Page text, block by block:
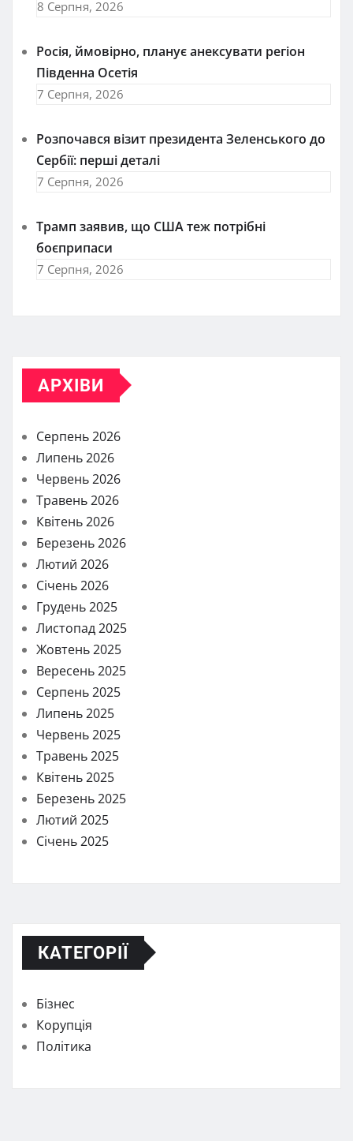
8 Серпня, 2026
Росія, ймовірно, планує анексувати регіон
Південна Осетія
7 Серпня, 2026
Розпочався візит президента Зеленського до
Сербії: перші деталі
7 Серпня, 2026
Трамп заявив, що США теж потрібні
боєприпаси
7 Серпня, 2026
АРХІВИ
Серпень 2026
Липень 2026
Червень 2026
Травень 2026
Квітень 2026
Березень 2026
Лютий 2026
Січень 2026
Грудень 2025
Листопад 2025
Жовтень 2025
Вересень 2025
Серпень 2025
Липень 2025
Червень 2025
Травень 2025
Квітень 2025
Березень 2025
Лютий 2025
Січень 2025
КАТЕГОРІЇ
Бізнес
Корупція
Політика